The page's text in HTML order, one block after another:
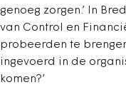
genoeg zorgen.’ In
van Control en
probeerden te
ingevoerd in de
komen?’